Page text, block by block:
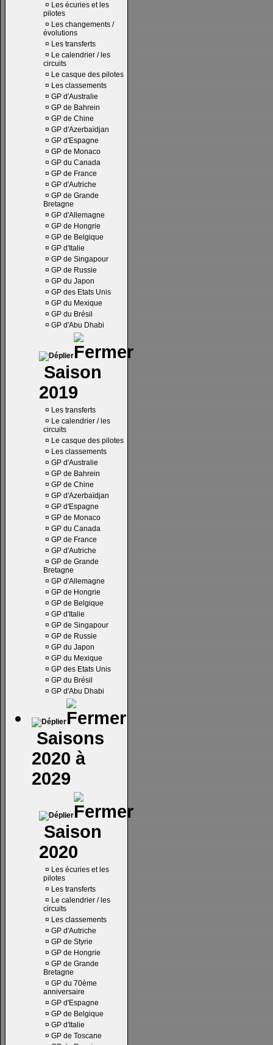
¤ Les écuries et les
pilotes
¤ Les changements /
évolutions
¤ Les transferts
¤ Le calendrier / les
circuits
¤ Le casque des pilotes
¤ Les classements
¤ GP d'Australie
¤ GP de Bahrein
¤ GP de Chine
¤ GP d'Azerbaïdjan
¤ GP d'Espagne
¤ GP de Monaco
¤ GP du Canada
¤ GP de France
¤ GP d'Autriche
¤ GP de Grande
Bretagne
¤ GP d'Allemagne
¤ GP de Hongrie
¤ GP de Belgique
¤ GP d'Italie
¤ GP de Singapour
¤ GP de Russie
¤ GP du Japon
¤ GP des Etats Unis
¤ GP du Mexique
¤ GP du Brésil
¤ GP d'Abu Dhabi
Saison
2019
¤ Les transferts
¤ Le calendrier / les
circuits
¤ Le casque des pilotes
¤ Les classements
¤ GP d'Australie
¤ GP de Bahrein
¤ GP de Chine
¤ GP d'Azerbaïdjan
¤ GP d'Espagne
¤ GP de Monaco
¤ GP du Canada
¤ GP de France
¤ GP d'Autriche
¤ GP de Grande
Bretagne
¤ GP d'Allemagne
¤ GP de Hongrie
¤ GP de Belgique
¤ GP d'Italie
¤ GP de Singapour
¤ GP de Russie
¤ GP du Japon
¤ GP du Mexique
¤ GP des Etats Unis
¤ GP du Brésil
¤ GP d'Abu Dhabi
Saisons
2020 à
2029
Saison
2020
¤ Les écuries et les
pilotes
¤ Les transferts
¤ Le calendrier / les
circuits
¤ Les classements
¤ GP d'Autriche
¤ GP de Styrie
¤ GP de Hongrie
¤ GP de Grande
Bretagne
¤ GP du 70ème
anniversaire
¤ GP d'Espagne
¤ GP de Belgique
¤ GP d'Italie
¤ GP de Toscane